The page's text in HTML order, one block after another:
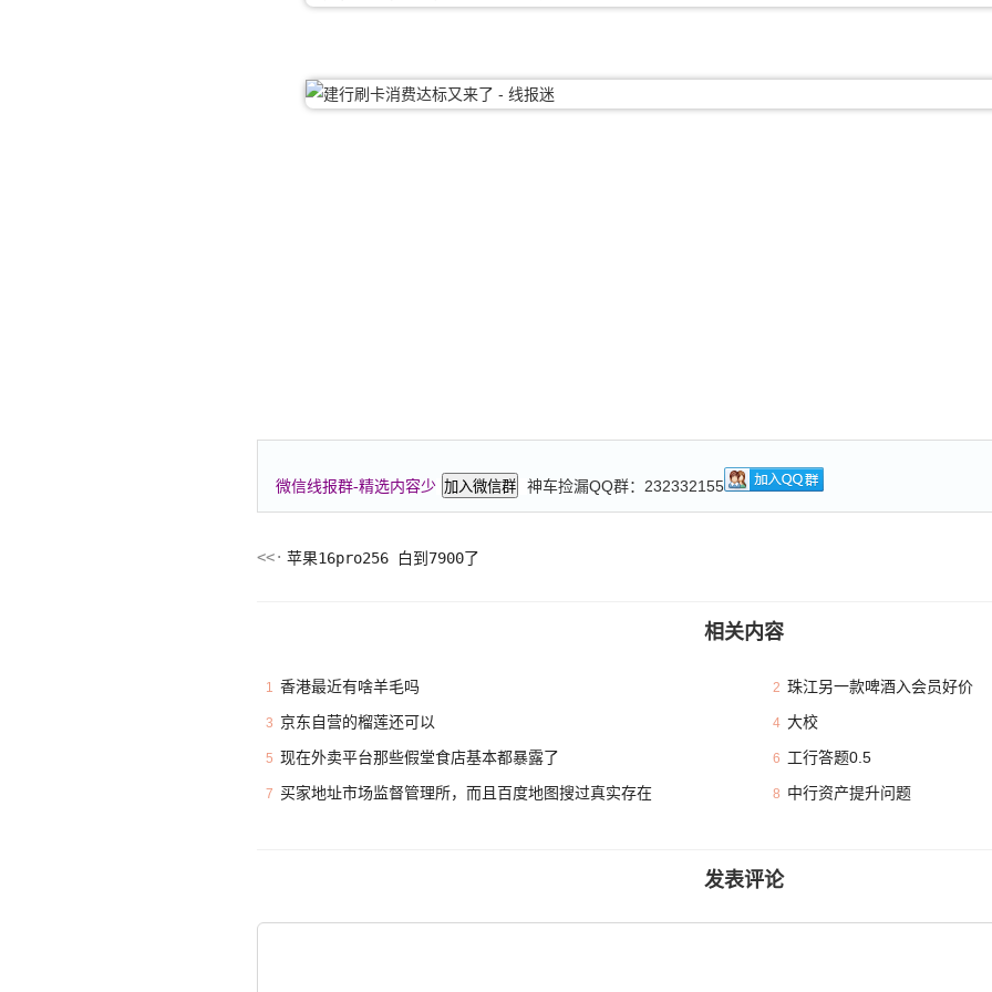
微信线报群-精选内容少 加入微信群 神车捡漏QQ群：232332155
苹果16pro256 白到7900了
相关内容
1 香港最近有啥羊毛吗 2 珠江另一款啤酒入会员好价
3 京东自营的榴莲还可以 4 大校
5 现在外卖平台那些假堂食店基本都暴露了 6 工行答题0.5
7 买家地址市场监督管理所，而且百度地图搜过真实存在 8 中行资产提升问题
发表评论